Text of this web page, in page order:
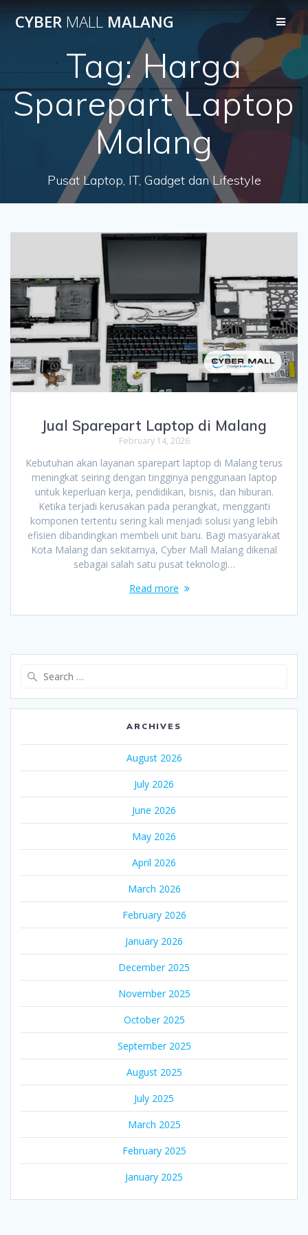
to
content
CYBER MALL MALANG
Tag:Harga
Sparepart Laptop
Malang
Pusat Laptop, IT, Gadget dan Lifestyle
Jual Sparepart Laptop di Malang
February 14, 2026
Kebutuhan akan layanan sparepart laptop di Malang terus
meningkat seiring dengan tingginya penggunaan laptop
untuk keperluan kerja, pendidikan, bisnis, dan hiburan.
Ketika terjadi kerusakan pada perangkat, mengganti
komponen tertentu sering kali menjadi solusi yang lebih
efisien dibandingkan membeli unit baru. Bagi masyarakat
Kota Malang dan sekitarnya, Cyber Mall Malang dikenal
sebagai salah satu pusat teknologi…
Read more
ARCHIVES
August 2026
July 2026
June 2026
May 2026
April 2026
March 2026
February 2026
January 2026
December 2025
November 2025
October 2025
September 2025
August 2025
July 2025
March 2025
February 2025
January 2025